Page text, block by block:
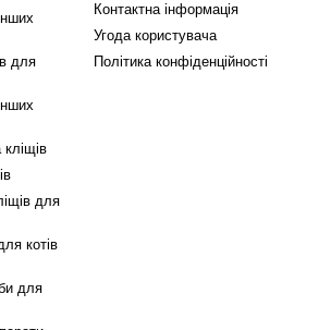
для
для
котів
для
Контактна інформація
Угода користувача
Політика конфіденційності